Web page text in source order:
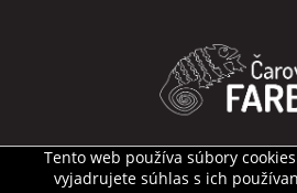
Tento web používa súbory
vyjadrujete súhlas s ich
Všetky práva vyhradené©
Tvorba internetového